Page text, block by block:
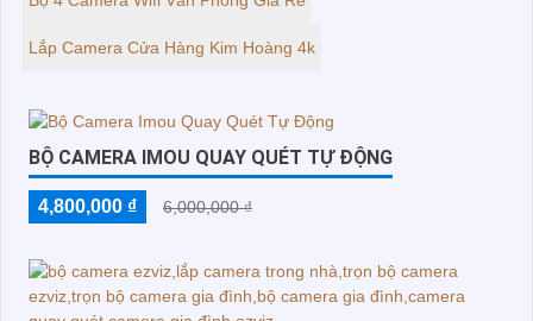
Lắp Camera Cửa Hàng Kim Hoàng 4k
BỘ CAMERA IMOU QUAY QUÉT TỰ ĐỘNG
4,800,000 ₫ 6,000,000 ₫